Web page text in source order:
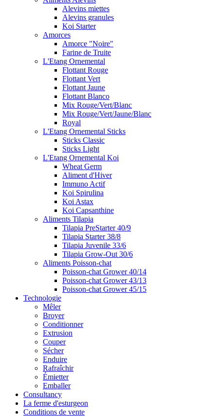
Alevins miettes
Alevins granules
Koi Starter
Amorces
Amorce "Noire"
Farine de Truite
L'Etang Ornemental
Flottant Rouge
Flottant Vert
Flottant Jaune
Flottant Blanco
Mix Rouge/Vert/Blanc
Mix Rouge/Vert/Jaune/Blanc
Royal
L'Etang Ornemental Sticks
Sticks Classic
Sticks Light
L'Etang Ornemental Koi
Wheat Germ
Aliment d'Hiver
Immuno Actif
Koi Spirulina
Koi Astax
Koi Capsanthine
Aliments Tilapia
Tilapia PreStarter 40/9
Tilapia Starter 38/8
Tilapia Juvenile 33/6
Tilapia Grow-Out 30/6
Aliments Poisson-chat
Poisson-chat Grower 40/14
Poisson-chat Grower 43/13
Poisson-chat Grower 45/15
Technologie
Mêler
Broyer
Conditionner
Extrusion
Couper
Sécher
Enduire
Rafraîchir
Émietter
Emballer
Consultancy
La ferme d'esturgeon
Conditions de vente